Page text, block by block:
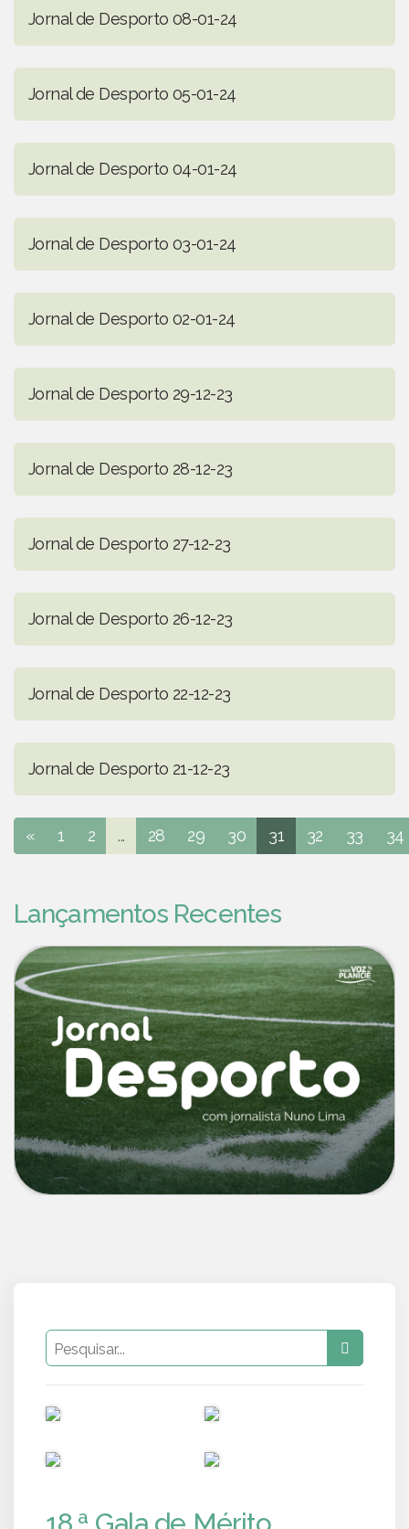
Jornal de Desporto 08-01-24
Jornal de Desporto 05-01-24
Jornal de Desporto 04-01-24
Jornal de Desporto 03-01-24
Jornal de Desporto 02-01-24
Jornal de Desporto 29-12-23
Jornal de Desporto 28-12-23
Jornal de Desporto 27-12-23
Jornal de Desporto 26-12-23
Jornal de Desporto 22-12-23
Jornal de Desporto 21-12-23
« 1 2 ... 28 29 30 31 32 33 34
Lançamentos Recentes